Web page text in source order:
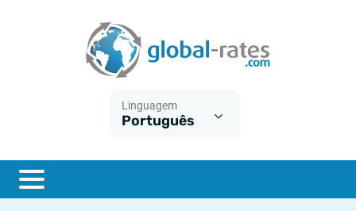
Linguagem
Português
ESTER
O que é a inflação do IPC?
O que é a inflação do IHPC?
Inflação Estados Unidos
Taxas Euribor históricas
Taxas ESTER históricas
Taxas SONIA históricas
Calculadora de inflação